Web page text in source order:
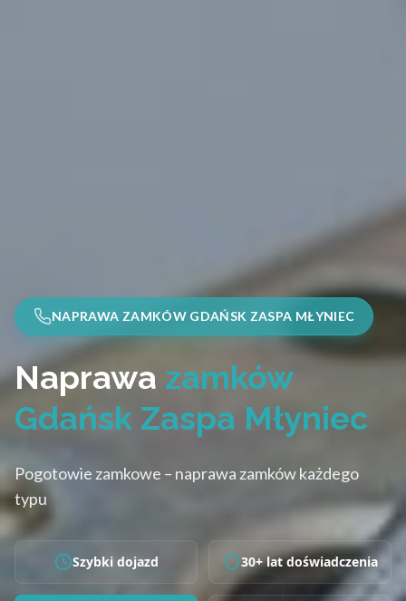
NAPRAWA ZAMKÓW GDAŃSK ZASPA MŁYNIEC
Naprawa zamków
Gdańsk Zaspa Młyniec
Pogotowie zamkowe – naprawa zamków każdego
typu
Szybki dojazd 30+ lat doświadczenia